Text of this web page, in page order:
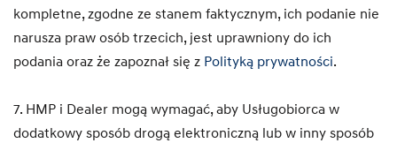
kompletne, zgodne ze stanem faktycznym, ich podanie nie
narusza praw osób trzecich, jest uprawniony do ich
podania oraz że zapoznał się z Polityką prywatności.
7. HMP i Dealer mogą wymagać, aby Usługobiorca w
dodatkowy sposób drogą elektroniczną lub w inny sposób